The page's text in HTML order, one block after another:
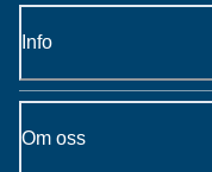
Info
Om oss